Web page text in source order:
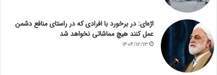
اژه‌ای: در برخورد با افرادی که در راستای منافع دشمن
عمل کنند هیچ مماشاتی نخواهد شد
1404/12/13